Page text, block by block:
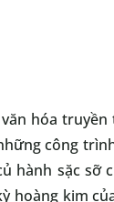
hóa
công
hành sặc sỡ
kim